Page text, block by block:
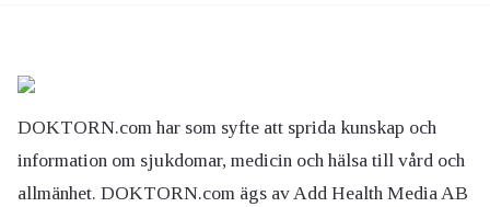
DOKTORN.com har som syfte att sprida kunskap och
information om sjukdomar, medicin och hälsa till vård och
allmänhet. DOKTORN.com ägs av Add Health Media AB